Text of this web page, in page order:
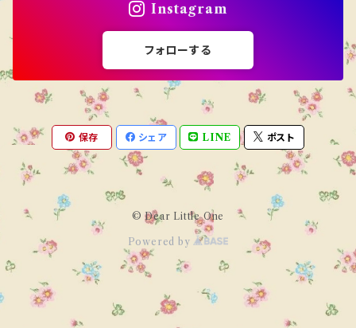
Instagram
フォローする
保存 シェア LINE ポスト
© Dear Little One
Powered by